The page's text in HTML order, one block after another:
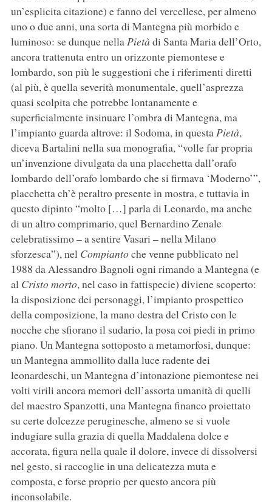
un’esplicita citazione) e fanno del vercellese, per almeno
uno o due anni, una sorta di Mantegna più morbido e
luminoso: se dunque nella Pietà di Santa Maria dell’Orto,
ancora trattenuta entro un orizzonte piemontese e
lombardo, son più le suggestioni che i riferimenti diretti
(al più, è quella severità monumentale, quell’asprezza
quasi scolpita che potrebbe lontanamente e
superficialmente insinuare l’ombra di Mantegna, ma
l’impianto guarda altrove: il Sodoma, in questa Pietà,
diceva Bartalini nella sua monografia, “volle far propria
un’invenzione divulgata da una placchetta dall’orafo
lombardo dell’orafo lombardo che si firmava ‘Moderno’”,
placchetta ch’è peraltro presente in mostra, e tuttavia in
questo dipinto “molto […] parla di Leonardo, ma anche
di un altro comprimario, quel Bernardino Zenale
celebratissimo – a sentire Vasari – nella Milano
sforzesca”), nel Compiantoche venne pubblicato nel
1988 da Alessandro Bagnoli ogni rimando a Mantegna (e
al Cristo morto, nel caso in fattispecie) diviene scoperto:
la disposizione dei personaggi, l’impianto prospettico
della composizione, la mano destra del Cristo con le
nocche che sfiorano il sudario, la posa coi piedi in primo
piano. Un Mantegna sottoposto a metamorfosi, dunque:
un Mantegna ammollito dalla luce radente dei
leonardeschi, un Mantegna d’intonazione piemontese nei
volti virili ancora memori dell’assorta umanità di quelli
del maestro Spanzotti, una Mantegna financo proiettato
su certe dolcezze peruginesche, almeno se si vuole
indugiare sulla grazia di quella Maddalena dolce e
accorata, figura nella quale il dolore, invece di dissolversi
nel gesto, si raccoglie in una delicatezza muta e
composta, e forse proprio per questo ancora più
inconsolabile.